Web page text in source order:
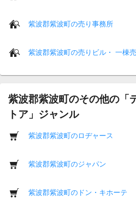
紫波郡紫波町の売り事務所
紫波郡紫波町の売りビル・ 一棟
紫波郡紫波町のその他の「
トア」ジャンル
紫波郡紫波町のロヂャース
紫波郡紫波町のジャパン
紫波郡紫波町のドン・キホーテ